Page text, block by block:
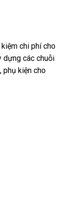
chi phí cho
dựng các chuỗi
phụ kiện cho